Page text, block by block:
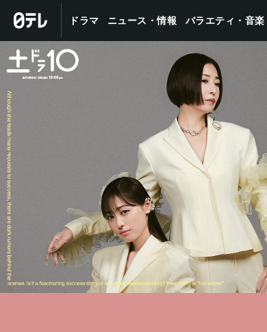
ドラマ ニュース・情報 バラエティ・音楽